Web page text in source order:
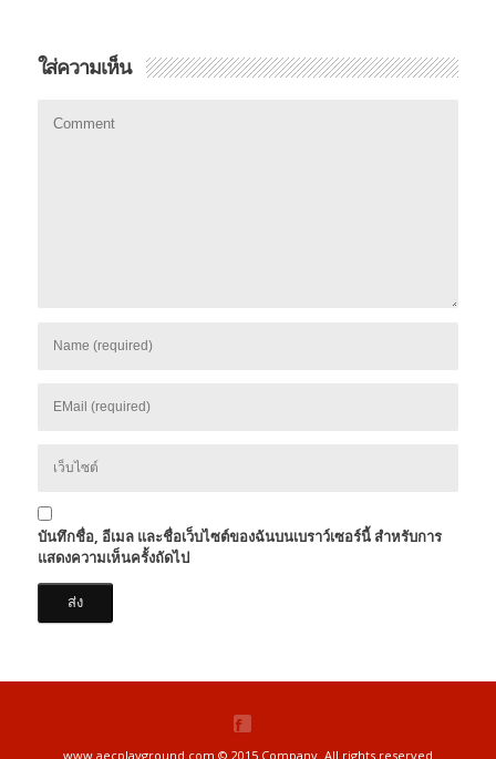
ใส่ความเห็น
บันทึกชื่อ, อีเมล และชื่อเว็บไซต์ของฉันบนเบราว์เซอร์นี้ สำหรับการ
แสดงความเห็นครั้งถัดไป
www.aecplayground.com © 2015 Company. All rights reserved